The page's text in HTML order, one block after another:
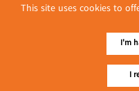
This site uses cookies to
I'm
I